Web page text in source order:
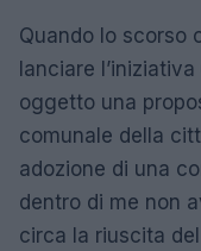
Quando lo scorso
lanciare l’iniziativa
oggetto una
comunale della
adozione di una
dentro di me non
circa la riuscita